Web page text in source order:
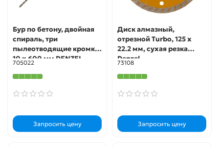
Бур по бетону, двойная
спираль, три
пылеотводящие кромки,
10 x 600 мм DENZEL
705022
Запросить цену
Диск алмазный,
отрезной Turbo, 125 х
22.2 мм, сухая резка
Denzel
73108
Запросить цену